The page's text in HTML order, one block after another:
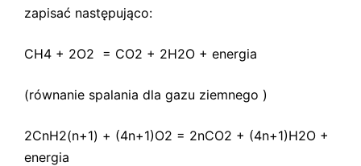
zapisać następująco:
CH4 + 2O2 = CO2 + 2H2O + energia
(równanie spalania dla gazu ziemnego )
2CnH2(n+1) + (4n+1)O2 = 2nCO2 + (4n+1)H2O +
energia